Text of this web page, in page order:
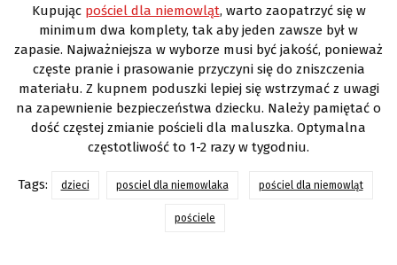
Kupując pościel dla niemowląt, warto zaopatrzyć się w
minimum dwa komplety, tak aby jeden zawsze był w
zapasie. Najważniejsza w wyborze musi być jakość, ponieważ
częste pranie i prasowanie przyczyni się do zniszczenia
materiału. Z kupnem poduszki lepiej się wstrzymać z uwagi
na zapewnienie bezpieczeństwa dziecku. Należy pamiętać o
dość częstej zmianie pościeli dla maluszka. Optymalna
częstotliwość to 1-2 razy w tygodniu.
Tags: dzieci posciel dla niemowlaka pościel dla niemowląt
pościele